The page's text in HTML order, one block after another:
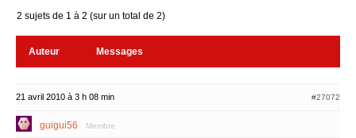
2 sujets de 1 à 2 (sur un total de 2)
Auteur Messages
21 avril 2010 à 3 h 08 min #27072
guigui56 Membre